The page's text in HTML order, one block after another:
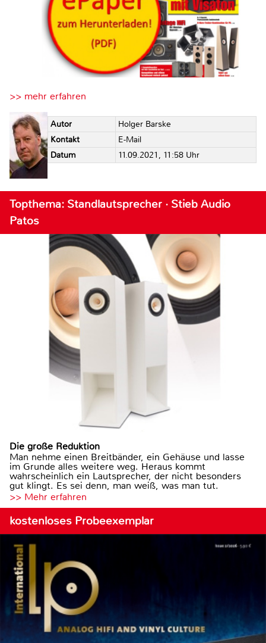
>> mehr erfahren
Autor
Holger Barske
Kontakt
E-Mail
Datum
11.09.2021, 11:58 Uhr
Topthema: Standlautsprecher · Stieb Audio
Patos
Die große Reduktion
Man nehme einen Breitbänder, ein Gehäuse und lasse
im Grunde alles weitere weg. Heraus kommt
wahrscheinlich ein Lautsprecher, der nicht besonders
gut klingt. Es sei denn, man weiß, was man tut.
>> Mehr erfahren
kostenloses Probeexemplar